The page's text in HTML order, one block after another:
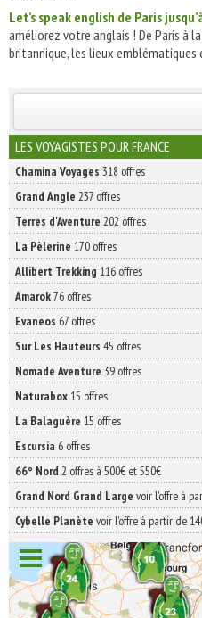
Let’s speak english de Paris
améliorez votre anglais ! De Paris à
britannique, les lieux emblématiques
INSCRIVEZ-VOUS | ABONNEZ-
LES VOYAGISTES POUR FRANCE
Chamina Voyages 318 offres
Grand Angle 237 offres
Terres d'Aventure 202 offres
La Pèlerine 170 offres
Allibert Trekking 116 offres
Amarok76 offres
Evaneos 67 offres
Sur Les Hauteurs 45 offres
Nomade Aventure 39 offres
Naturabox 15 offres
La Balaguère 15 offres
Escursia 6 offres
66° Nord 2 offres à 500€ et 550€
Grand Nord Grand Large voir l'offre à
Cybelle Planète voir l'offre à partir de